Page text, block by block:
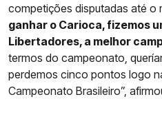
competições disputadas até o
ganhar o Carioca, fizemos
Libertadores, a melhor
termos do campeonato,
perdemos cinco pontos logo
Campeonato Brasileiro”,